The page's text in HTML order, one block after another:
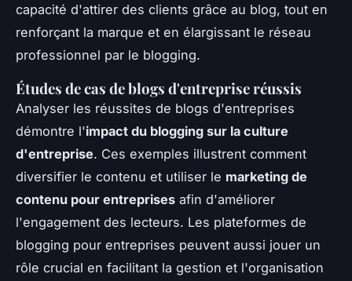
capacité d'attirer des clients grâce au blog, tout en
renforçant la marque et en élargissant le réseau
professionnel par le blogging.
Études de cas de blogs d'entreprise réussis
Analyser les réussites de blogs d'entreprises
démontre l'impact du blogging sur la culture
d'entreprise. Ces exemples illustrent comment
diversifier le contenu et utiliser le marketing de
contenu pour entreprises afin d'améliorer
l'engagement des lecteurs. Les plateformes de
blogging pour entreprises peuvent aussi jouer un
rôle crucial en facilitant la gestion et l'organisation